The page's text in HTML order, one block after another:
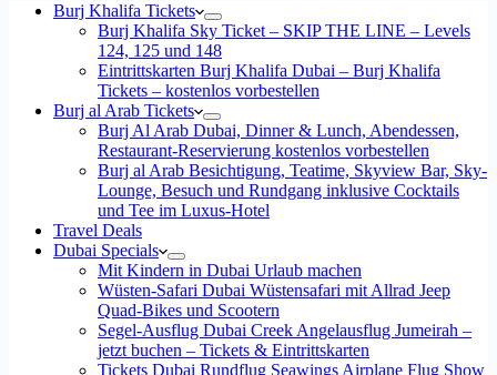
Burj Khalifa Tickets
Burj Khalifa Sky Ticket – SKIP THE LINE – Levels
124, 125 und 148
Eintrittskarten Burj Khalifa Dubai – Burj Khalifa
Tickets – kostenlos vorbestellen
Burj al Arab Tickets
Burj Al Arab Dubai, Dinner & Lunch, Abendessen,
Restaurant-Reservierung kostenlos vorbestellen
Burj al Arab Besichtigung, Teatime, Skyview Bar, Sky-
Lounge, Besuch und Rundgang inklusive Cocktails
und Tee im Luxus-Hotel
Travel Deals
Dubai Specials
Mit Kindern in Dubai Urlaub machen
Wüsten-Safari Dubai Wüstensafari mit Allrad Jeep
Quad-Bikes und Scootern
Segel-Ausflug Dubai Creek Angelausflug Jumeirah –
jetzt buchen – Tickets & Eintrittskarten
Tickets Dubai Rundflug Seawings Airplane Flug Show